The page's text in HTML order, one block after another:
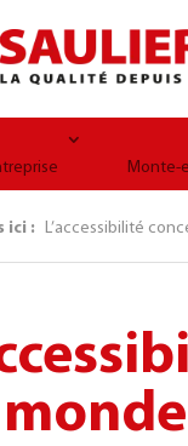
Monte-
ici : L’accessibilité